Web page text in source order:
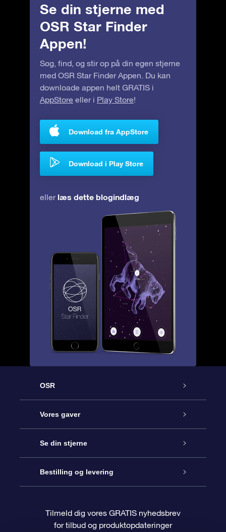
Se din stjerne med
OSR Star Finder
Appen!
Søg, find, og stir op på din egen stjerne
med OSR Star Finder Appen. Du kan
downloade appen helt GRATIS i
AppStore eller i Play Store!
Download fra AppStore
Download i Play Store
eller læs dette blogindlæg
OSR
Kundeservice
Kontakt os
Bloggen
Anmeldelser
Vores gaver
Online Stjernegave
OSR Gavepakke
OSR Gavekortet
Se din stjerne
Star Register
Personliggjort Stjerneside
Bestilling og levering
Betalingsinformation
Tilmeld dig vores GRATIS nyhedsbrev
for tilbud og produktopdateringer